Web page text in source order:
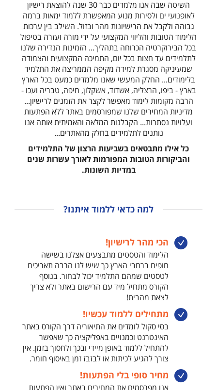
השיטה שבה אנו מלמדים כבר 30 שנה להוצאת רישיון
לאופנועי ים ולסירות מנוע המאפשרת ללמוד ימאות ברמה
גבוהה ולקבל את הרישיונות מהר ובזול. השילב בין ערכות
הלימוד הטובות והליווי המקצועי על ידי מורה ועזרה בטיפול
בכל הבירוקרטיה הכרוחה בתהליך... הזמינות הנדירה שלנו
לתלמידים עד חצות בכל יום, התמיכה המקצועית והצמודה
שמעיניקה מסגרת למידה מקיפה הממריצה את התלמיד
בלימודים... החלק המעשי שאנו מלמדים כמעט בכל הארץ
בארץ - ביפו, הרצליה, אשדוד, אשקלון, חיפה, טבריה ועכו -
הרבה מקומות לימוד מאפשר לקצר את הזמנים לרישיון...
מדיניות המחירים שלנו שמפורסמים באתר ללא הפתעות
ועלויות נסתרות... הקבלנות המלאה והאמיתית אותה אנו
נותנים לתלמידים בחלק מהאתרים...
כל אילו מתבטאים בשביעות הרצון של התלמידים
והביקורות הטובות המפורמות לאורך עשרות שנים
במדיות השונות.
למה כדאי ללמוד איתנו?
הכי מהר לרישיון!
הלימוד והטסטים מתבצעים אצלנו בשישה
חופים ברחבי הארץ כך שיש לנו הרבה תאריכים
לטסטים שמהם התלמיד יכול לבחור. בנוסף
הקורס מתחיל מיד עם הרישום באתר ולא צריך
לצאת מהבית!
מתחילים ללמוד עכשיו!
בסי סקול לומדים את התיאוריה דרך הקורס באתר
האינטרנט וכמנויים באפליקציה כך שאפשר
להתחיל ללמוד באופן מיידי ובכך ולחסוך בזמן. אין
צורך להגיע לכיתות או לבזבז זמן באיסוף חומר.
מחיר סופי בלי הפתעות!